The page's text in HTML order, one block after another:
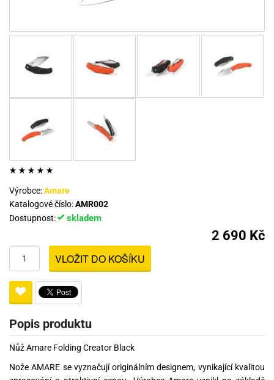
Výrobce:Amare
Katalogové číslo:AMR002
Dostupnost:
skladem
2 690 Kč
VLOŽIT DO KOŠÍKU
Popis produktu
Nůž Amare Folding Creator Black
Nože AMARE se vyznačují originálním designem, vynikající kvalitou